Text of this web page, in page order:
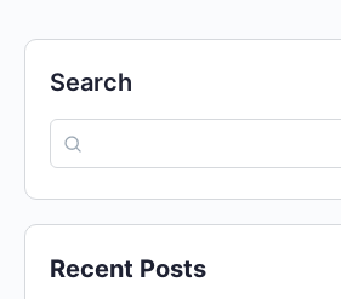
Search
Recent Posts